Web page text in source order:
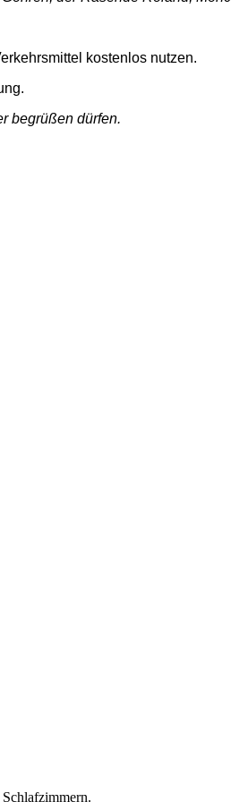
kostenlos nutzen.
begrüßen dürfen.